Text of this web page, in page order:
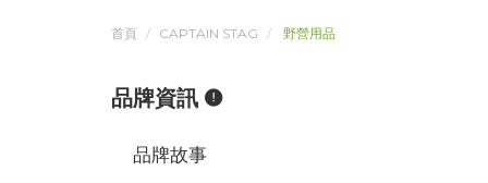
首頁 CAPTAIN STAG 野營用品
品牌資訊
品牌故事